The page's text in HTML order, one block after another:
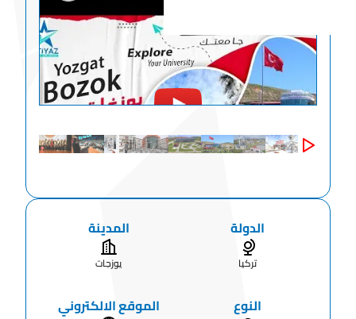
الدولة
تركيا
المدينة
يوزجات
النوع الموقع الالكتروني